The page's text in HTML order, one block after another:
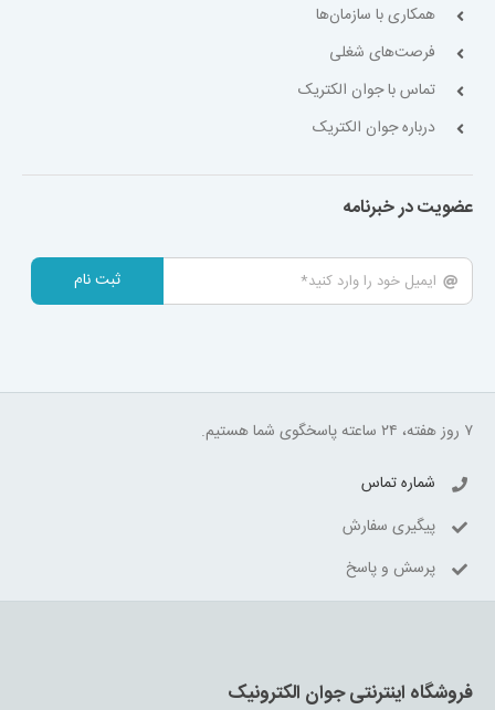
همکاری با سازمان‌ها
فرصت‌های شغلی
تماس با جوان الکتریک
درباره جوان الکتریک
عضویت در خبرنامه
ثبت نام
۷ روز هفته، ۲۴ ساعته پاسخگوی شما هستیم.
شماره تماس
پیگیری سفارش
پرسش و پاسخ
فروشگاه اینترنتی جوان الکترونیک